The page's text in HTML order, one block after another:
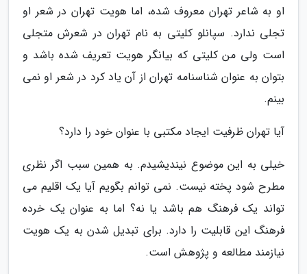
او به شاعر تهران معروف شده، اما هویت تهران در شعر او
تجلی ندارد. سپانلو کلیتی به نام تهران در شعرش متجلی
است ولی من کلیتی که بیانگر هویت تعریف شده باشد و
بتوان به عنوان شناسنامه تهران از آن یاد کرد در شعر او نمی
بینم.
آیا تهران ظرفیت ایجاد مکتبی با عنوان خود را دارد؟
خیلی به این موضوع نیندیشیدم. به همین سبب اگر نظری
مطرح شود پخته نیست. نمی توانم بگویم آیا یک اقلیم می
تواند یک فرهنگ هم باشد یا نه؟ اما به عنوان یک خرده
فرهنگ این قابلیت را دارد. برای تبدیل شدن به یک هویت
نیازمند مطالعه و پژوهش است.